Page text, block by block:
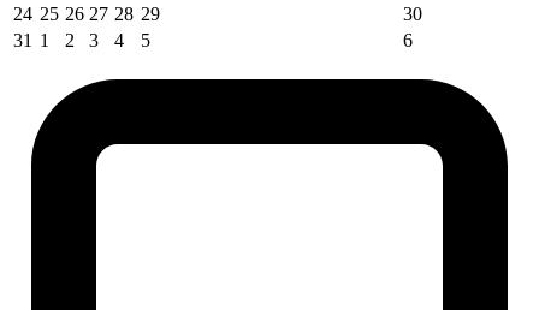
24 25 26 27 28 29
30
31 1 2 3 4 5 6